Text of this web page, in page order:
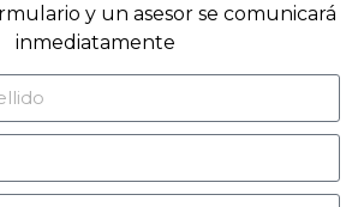
y un asesor se comunicará
inmediatamente